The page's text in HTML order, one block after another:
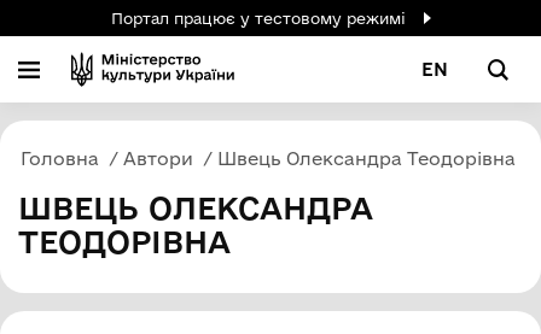
Портал працює у тестовому режимі
EN
Головна Автори Швець Олександра Теодорівна
ШВЕЦЬ ОЛЕКСАНДРА
ТЕОДОРІВНА